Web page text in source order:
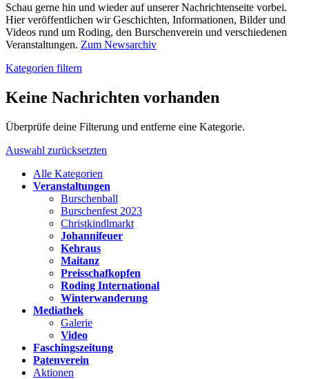
Schau gerne hin und wieder auf unserer Nachrichtenseite vorbei.
Hier veröffentlichen wir Geschichten, Informationen, Bilder und
Videos rund um Roding, den Burschenverein und verschiedenen
Veranstaltungen. Zum Newsarchiv
Kategorien filtern
Keine Nachrichten vorhanden
Überprüfe deine Filterung und entferne eine Kategorie.
Auswahl zurücksetzten
Alle Kategorien
Veranstaltungen
Burschenball
Burschenfest 2023
Christkindlmarkt
Johannifeuer
Kehraus
Maitanz
Preisschafkopfen
Roding International
Winterwanderung
Mediathek
Galerie
Video
Faschingszeitung
Patenverein
Aktionen